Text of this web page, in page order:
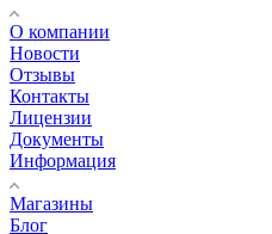
О компании
Новости
Отзывы
Контакты
Лицензии
Документы
Информация
Магазины
Блог